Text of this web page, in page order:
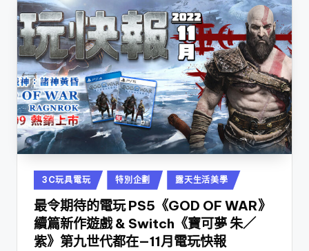
Posted
in
3C玩具電玩 特別企劃 露天生活美學
最令期待的電玩 PS5《GOD OF WAR》
續篇新作遊戲 & Switch《寶可夢 朱／
紫》第九世代都在—11月電玩快報